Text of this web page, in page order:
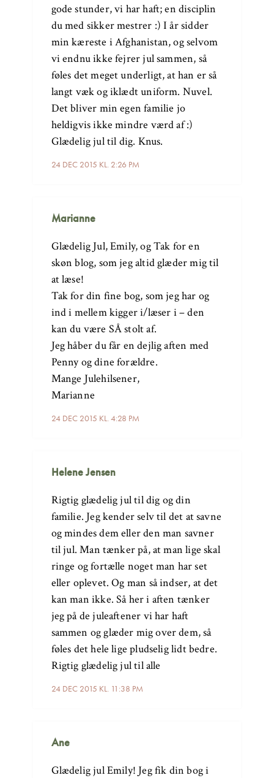
24 DEC 2015 KL. 2:26 PM
gode stunder, vi har haft; en disciplin
du med sikker mestrer :) I år sidder
min kæreste i Afghanistan, og selvom
vi endnu ikke fejrer jul sammen, så
føles det meget underligt, at han er så
langt væk og iklædt uniform. Nuvel.
Det bliver min egen familie jo
heldigvis ikke mindre værd af :)
Glædelig jul til dig. Knus.
Marianne
24 DEC 2015 KL. 4:28 PM
Glædelig Jul, Emily, og Tak for en
skøn blog, som jeg altid glæder mig til
at læse!
Tak for din fine bog, som jeg har og
ind i mellem kigger i/læser i – den
kan du være SÅ stolt af.
Jeg håber du får en dejlig aften med
Penny og dine forældre.
Mange Julehilsener,
Marianne
Helene Jensen
24 DEC 2015 KL. 11:38 PM
Rigtig glædelig jul til dig og din
familie. Jeg kender selv til det at savne
og mindes dem eller den man savner
til jul. Man tænker på, at man lige skal
ringe og fortælle noget man har set
eller oplevet. Og man så indser, at det
kan man ikke. Så her i aften tænker
jeg på de juleaftener vi har haft
sammen og glæder mig over dem, så
føles det hele lige pludselig lidt bedre.
Rigtig glædelig jul til alle
Ane
Glædelig jul Emily! Jeg fik din bog i